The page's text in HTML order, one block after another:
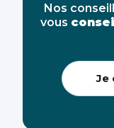
Nos
vous
Je